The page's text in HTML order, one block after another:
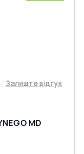
Залиште відгук
MD